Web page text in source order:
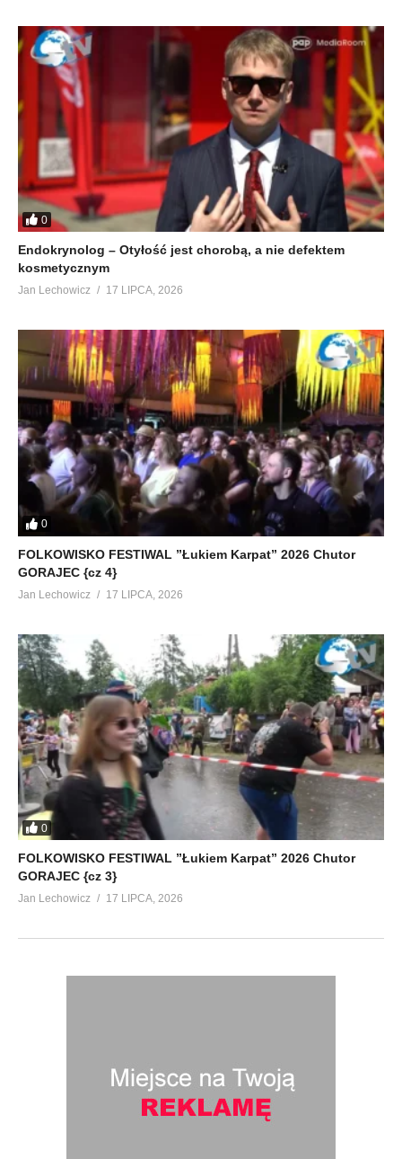
0
Endokrynolog – Otyłość jest chorobą, a nie defektem
kosmetycznym
Jan Lechowicz 17 LIPCA, 2026
0
FOLKOWISKO FESTIWAL ”Łukiem Karpat” 2026 Chutor
GORAJEC {cz 4}
Jan Lechowicz 17 LIPCA, 2026
0
FOLKOWISKO FESTIWAL ”Łukiem Karpat” 2026 Chutor
GORAJEC {cz 3}
Jan Lechowicz 17 LIPCA, 2026